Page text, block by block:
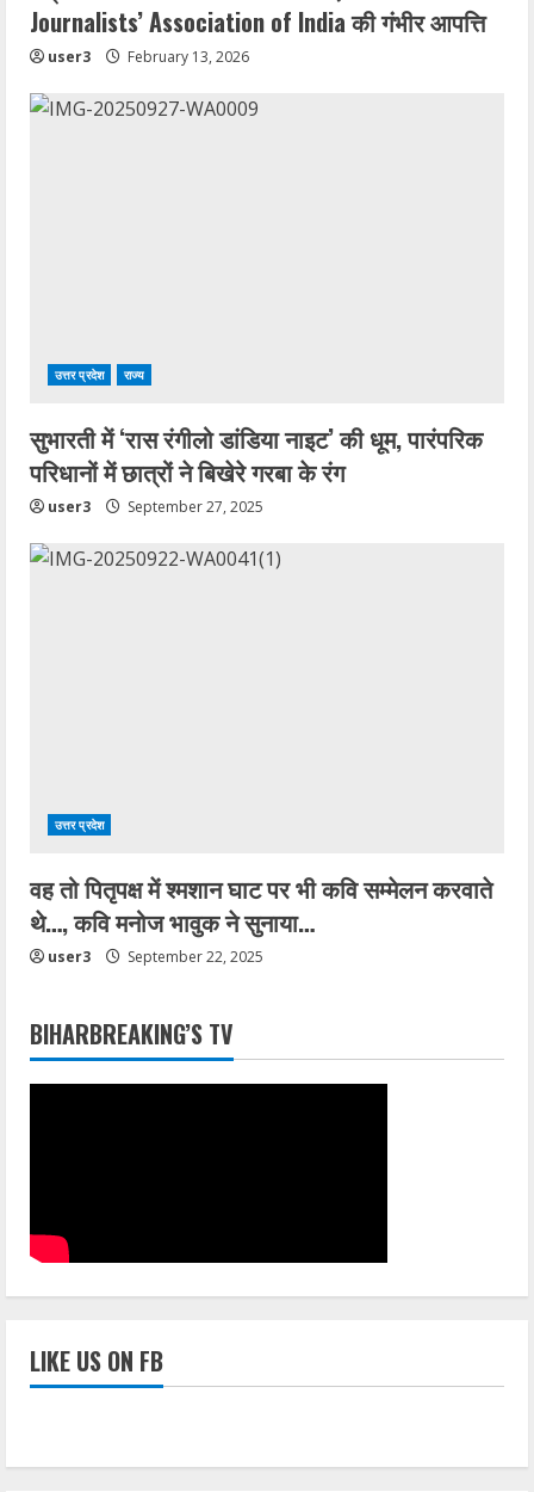
Journalists’ Association of India की गंभीर आपत्ति
user3 February 13, 2026
उत्तर प्रदेश राज्य
सुभारती में ‘रास रंगीलो डांडिया नाइट’ की धूम, पारंपरिक
परिधानों में छात्रों ने बिखेरे गरबा के रंग
user3 September 27, 2025
उत्तर प्रदेश
वह तो पितृपक्ष में श्मशान घाट पर भी कवि सम्मेलन करवाते
थे…, कवि मनोज भावुक ने सुनाया…
user3 September 22, 2025
BIHARBREAKING’S TV
LIKE US ON FB